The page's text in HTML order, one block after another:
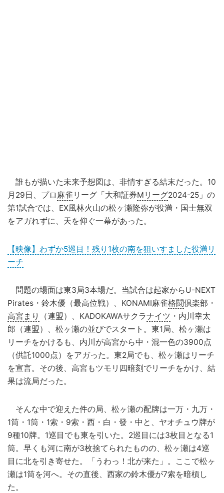
誰もが描いた未来予想図は、非情すぎる結末だった。10
月29日、プロ 麻雀 リーグ「大和証券Mリーグ2024-25」の
第1試合では、EX風林火山の松ヶ瀬隆弥が役満・国士無双
をアガれずに、天を仰ぐ一幕があった。
【映像】わずか5巡目！残り1枚の南を狙いすました役満リ
ーチ
問題の場面は東3局3本場だ。当試合は起家からU-NEXT
Pirates・鈴木優（最高位戦）、KONAMI麻雀格闘倶楽部・
高宮まり
（連盟）、KADOKAWAサクラナイツ ・内川幸太
郎（連盟）、松ヶ瀬の並びでスタート。東1局、松ヶ瀬は
リーチをかけるも、内川が高宮から中・混一色の3900点
（供託1000点）をアガった。東2局でも、松ヶ瀬はリーチ
を宣言。その後、高宮もツモリ四暗刻でリーチをかけ、結
果は流局だった。
そんな中で迎えた件の局、松ヶ瀬の配牌は一万・九万・
1筒・1筒・1索・9索・西・白・發・中と、ヤオチュウ牌が
9種10牌。1巡目でも東を引いた。2巡目には3枚目となる1
筒。早くも河に南が3枚捨てられたものの、松ヶ瀬は4巡
目に北を引き寄せた。「うわっ！北が来た」。ここで松ヶ
瀬は1筒を河へ。その直後、西家の鈴木優が7索を暗槓し
た。